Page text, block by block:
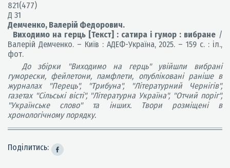
821(477)
Д 31
Демченко, Валерій Федорович.
Виходимо на герць [Текст] : сатира і гумор : вибране /
Валерій Демченко. – Київ : АДЕФ-Україна, 2025. – 159 с. : іл.,
фот.
До збірки "Виходимо на герць" увійшли вибрані
гуморески, фейлетони, памфлети, опубліковані раніше в
журналах "Перець", "Трибуна", "Літературний Чернігів",
газетах "Сільські вісті", "Літературна Україна", "Отчий поріг",
"Українське слово" та інших. Твори розміщені в
хронологічному порядку.
Поділитись: